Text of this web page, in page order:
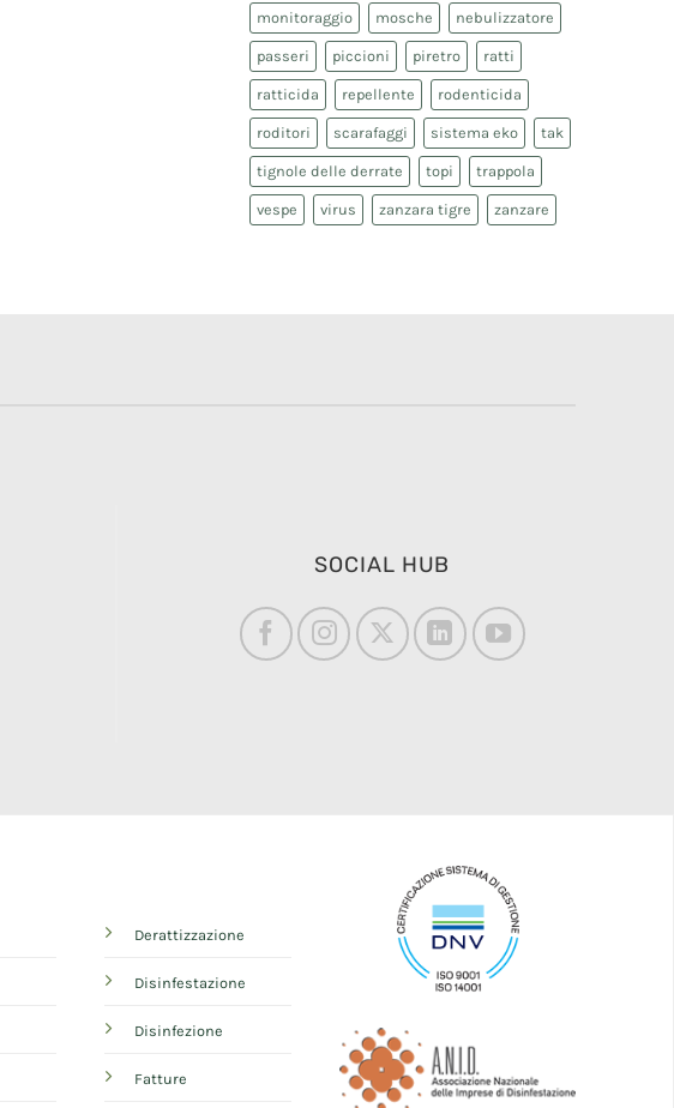
monitoraggio mosche nebulizzatore
passeri piccioni piretro ratti
ratticida repellente rodenticida
roditori scarafaggi sistema eko tak
tignole delle derrate topi trappola
vespe virus zanzara tigre zanzare
SOCIAL HUB
Derattizzazione
Disinfestazione
Disinfezione
Fatture